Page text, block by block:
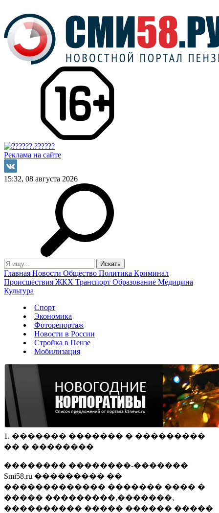
Реклама на сайте
15:32, 08 августа 2026
Главная Новости Общество Политика Криминал
Происшествия ЖКХ Транспорт Образование Медицина
Культура
Спорт
Экономика
Фоторепортаж
Новости в России
Стройка в Пензе
Мобилизация
1. ������� ������� � ���������
�� � ��������
�������� ��������-�������
Smi58.ru ��������� ��
������������� ������� ���� �
����� ���������,�������,
���������� ����� ������ �����